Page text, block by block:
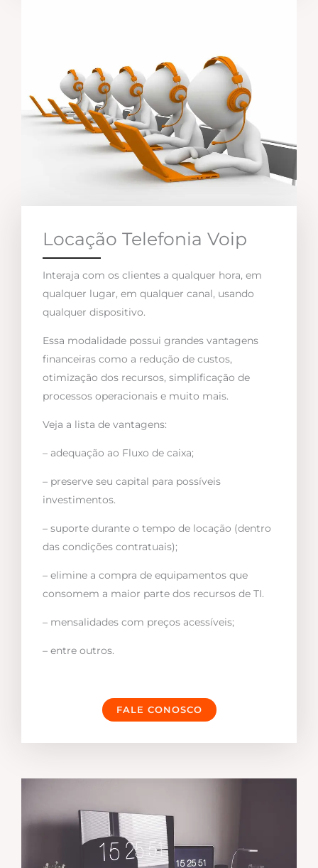
Locação Telefonia Voip
Interaja com os clientes a qualquer hora, em
qualquer lugar, em qualquer canal, usando
qualquer dispositivo.
Essa modalidade possui grandes vantagens
financeiras como a redução de custos,
otimização dos recursos, simplificação de
processos operacionais e muito mais.
Veja a lista de vantagens:
– adequação ao Fluxo de caixa;
– preserve seu capital para possíveis
investimentos.
– suporte durante o tempo de locação (dentro
das condições contratuais);
– elimine a compra de equipamentos que
consomem a maior parte dos recursos de TI.
– mensalidades com preços acessíveis;
– entre outros.
FALE CONOSCO